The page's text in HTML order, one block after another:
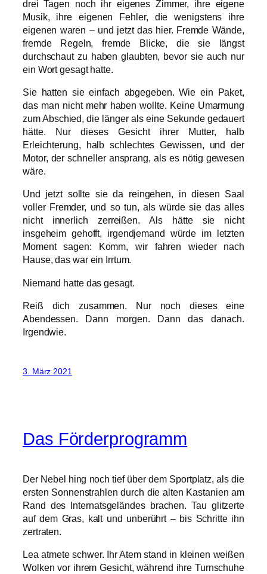
drei Tagen noch ihr eigenes Zimmer, ihre eigene
Musik, ihre eigenen Fehler, die wenigstens ihre
eigenen waren – und jetzt das hier. Fremde Wände,
fremde Regeln, fremde Blicke, die sie längst
durchschaut zu haben glaubten, bevor sie auch nur
ein Wort gesagt hatte.
Sie hatten sie einfach abgegeben. Wie ein Paket,
das man nicht mehr haben wollte. Keine Umarmung
zum Abschied, die länger als eine Sekunde gedauert
hätte. Nur dieses Gesicht ihrer Mutter, halb
Erleichterung, halb schlechtes Gewissen, und der
Motor, der schneller ansprang, als es nötig gewesen
wäre.
Und jetzt sollte sie da reingehen, in diesen Saal
voller Fremder, und so tun, als würde sie das alles
nicht innerlich zerreißen. Als hätte sie nicht
insgeheim gehofft, irgendjemand würde im letzten
Moment sagen: Komm, wir fahren wieder nach
Hause, das war ein Irrtum.
Niemand hatte das gesagt.
Reiß dich zusammen. Nur noch dieses eine
Abendessen. Dann morgen. Dann das danach.
Irgendwie.
3. März 2021
Das Förderprogramm
Der Nebel hing noch tief über dem Sportplatz, als die
ersten Sonnenstrahlen durch die alten Kastanien am
Rand des Internatsgeländes brachen. Tau glitzerte
auf dem Gras, kalt und unberührt – bis Schritte ihn
zertraten.
Lea atmete schwer. Ihr Atem stand in kleinen weißen
Wolken vor ihrem Gesicht, während ihre Turnschuhe